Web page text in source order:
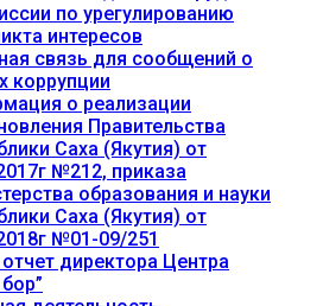
по урегулированию
интересов
связь для сообщений о
коррупции
о реализации
Правительства
Саха (Якутия) от
№212, приказа
образования и науки
Саха (Якутия) от
№01-09/251
директора Центра